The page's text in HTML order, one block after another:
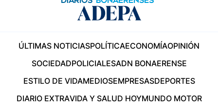
ÚLTIMAS NOTICIASPOLÍTICAECONOMÍAOPINIÓN
SOCIEDADPOLICIALESADN BONAERENSE
ESTILO DE VIDAMEDIOSEMPRESASDEPORTES
DIARIO EXTRAVIDA Y SALUD HOYMUNDO MOTOR